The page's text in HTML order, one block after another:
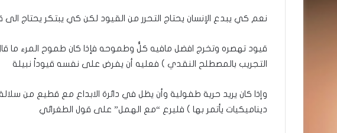
نعم كي يبدع الإنسان يحتاج التحرر من القيود لكن كي يبتكر يحتاج الى
قيود تهصره وتخرج افضل مافيه كلٌّ وطموحه فإذا كان طموح المرء ما قال
التجريب بالمصطلح النقدي ) فعليه أن يفرض على نفسه قيوداً نبيلة
وإذا كان يريد حرية طفولية وأن يظل في دائرة الابداع مع قطيع من
ديناميكيات يأتمر بها ) فليرع “مع الهمل” على قول الطغرائي